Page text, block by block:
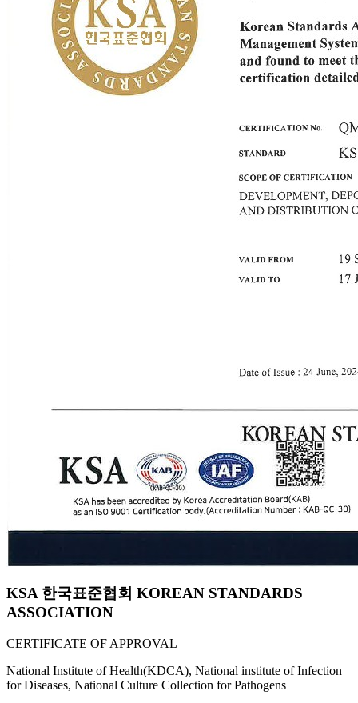
KSA 한국표준협회 KOREAN STANDARDS
ASSOCIATION
CERTIFICATE OF APPROVAL
National Institute of Health(KDCA), National institute of Infection
for Diseases, National Culture Collection for Pathogens